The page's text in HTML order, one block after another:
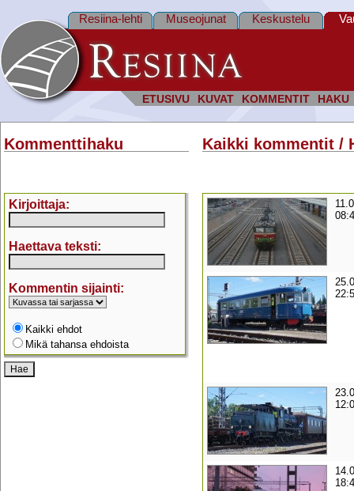
ETUSIVU KUVAT KOMMENTIT HAKU
Resiina-lehti Museojunat Keskustelu
Kommenttihaku
Kirjoittaja:
Haettava teksti:
Kommentin sijainti:
Kaikki ehdot
Mikä tahansa ehdoista
Kaikki kommentit /